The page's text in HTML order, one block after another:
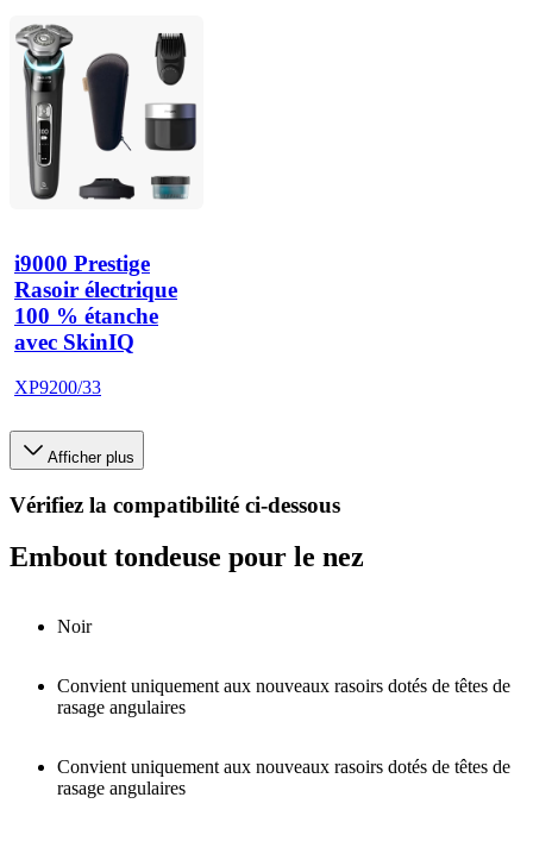
i9000 Prestige
Rasoir électrique
100 % étanche
avec SkinIQ
XP9200/33
Afficher plus
Vérifiez la compatibilité ci-dessous
Embout tondeuse pour le nez
Noir
Convient uniquement aux nouveaux rasoirs dotés de têtes de
rasage angulaires
Convient uniquement aux nouveaux rasoirs dotés de têtes de
rasage angulaires